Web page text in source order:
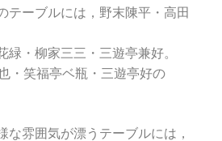
テーブルには，野末陳平・高田
緑・柳家三三・三遊亭兼好。
・笑福亭ベ瓶・三遊亭好の
な雰囲気が漂うテーブルには，